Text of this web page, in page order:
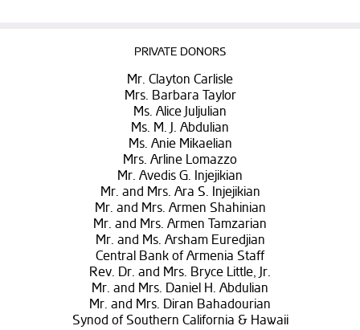
PRIVATE DONORS
Mr. Clayton Carlisle
Mrs. Barbara Taylor
Ms. Alice Juljulian
Ms. M. J. Abdulian
Ms. Anie Mikaelian
Mrs. Arline Lomazzo
Mr. Avedis G. Injejikian
Mr. and Mrs. Ara S. Injejikian
Mr. and Mrs. Armen Shahinian
Mr. and Mrs. Armen Tamzarian
Mr. and Ms. Arsham Euredjian
Central Bank of Armenia Staff
Rev. Dr. and Mrs. Bryce Little, Jr.
Mr. and Mrs. Daniel H. Abdulian
Mr. and Mrs. Diran Bahadourian
Synod of Southern California & Hawaii